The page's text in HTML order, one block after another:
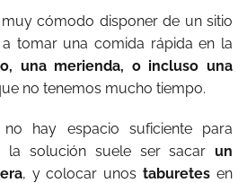
cómodo disponer de un sitio
tomar una comida rápida en la
una merienda, o incluso una
no tenemos mucho tiempo.
hay espacio suficiente para
la solución suele ser sacar un
, y colocar unostaburetes en